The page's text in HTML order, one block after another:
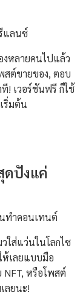
แลนซ์
งหลายคนไปแล้ว
สต์ขายของ, ตอบ
! เวอร์ชันฟรี ก็ใช้
ริ่มต้น
ดปังแค่
ทำคอนเทนต์
ใส่แว่นในโลกไซ
ห้เลยแบบมือ
หรือโพสต์
ลยนะ!